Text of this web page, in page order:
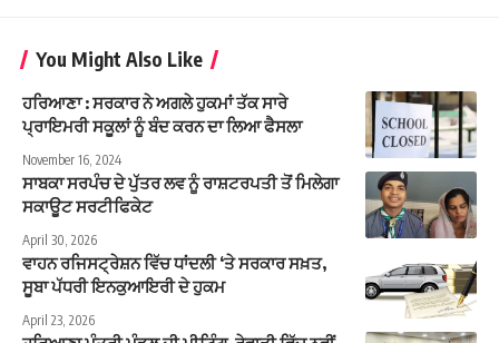
You Might Also Like
ਹਰਿਆਣਾ : ਸਰਕਾਰ ਨੇ ਅਗਲੇ ਹੁਕਮਾਂ ਤੱਕ ਸਾਰੇ
ਪ੍ਰਾਇਮਰੀ ਸਕੂਲਾਂ ਨੂੰ ਬੰਦ ਕਰਨ ਦਾ ਲਿਆ ਫੈਸਲਾ
November 16, 2024
ਸਾਬਕਾ ਸਰਪੰਚ ਦੇ ਪੁੱਤਰ ਲਵ ਨੂੰ ਰਾਸ਼ਟਰਪਤੀ ਤੋਂ ਮਿਲੇਗਾ
ਸਕਾਊਟ ਸਰਟੀਫਿਕੇਟ
April 30, 2026
ਵਾਹਨ ਰਜਿਸਟ੍ਰੇਸ਼ਨ ਵਿੱਚ ਧਾਂਦਲੀ ‘ਤੇ ਸਰਕਾਰ ਸਖ਼ਤ,
ਸੂਬਾ ਪੱਧਰੀ ਇਨਕੁਆਇਰੀ ਦੇ ਹੁਕਮ
April 23, 2026